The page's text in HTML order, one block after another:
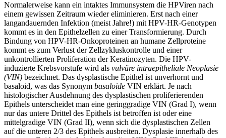
Normalerweise kann ein intaktes Immunsystem die HPViren nach
einem gewissen Zeitraum wieder eliminieren. Erst nach einer
langandauernden Infektion (meist Jahre!) mit HPV-HR-Genotypen
kommt es in den Epithelzellen zu einer Transformierung. Durch
Bindung von HPV-HR-Onkoproteinen an humane Zellproteine
kommt es zum Verlust der Zellzykluskontrolle und einer
unkontrollierten Proliferation der Keratinozyten. Die HPV-
induzierte Krebsvorstufe wird als vulväre intraepitheliale Neoplasie
(VIN) bezeichnet. Das dysplastische Epithel ist unverhornt und
basaloid, was das Synonym basaloide VIN erklärt. Je nach
histologischer Ausdehnung des dysplastischen proliferierenden
Epithels unterscheidet man eine geringgradige VIN (Grad I), wenn
nur das untere Drittel des Epithels ist betroffen ist oder eine
mittelgradige VIN (Grad II), wenn sich die dysplastischen Zellen
auf die unteren 2/3 des Epithels ausbreiten. Dysplasie innerhalb des